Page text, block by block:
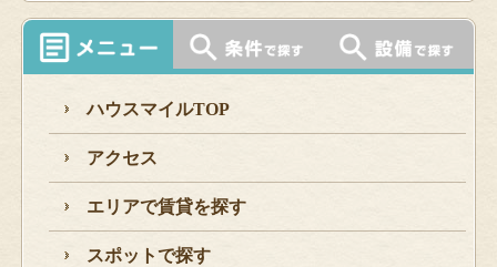
ハウスマイルTOP
アクセス
エリアで賃貸を探す
スポットで探す